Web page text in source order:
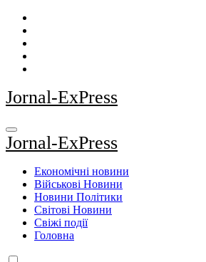
Jornal-ExPress
Jornal-ExPress
Економічні новини
Військові Новини
Новини Політики
Світові Новини
Свіжі події
Головна